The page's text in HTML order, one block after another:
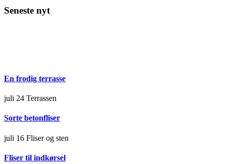
Seneste nyt
En frodig terrasse
juli 24 Terrassen
Sorte betonfliser
juli 16 Fliser og sten
Fliser til indkørsel